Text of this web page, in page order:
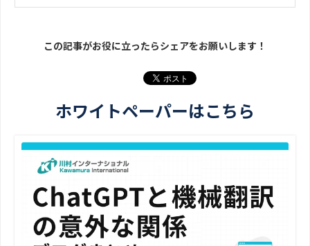
この記事がお役に立ったらシェアをお願いします！
ホワイトペーパーはこちら